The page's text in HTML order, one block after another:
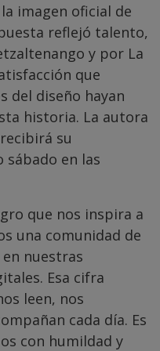
imagen oficial de
reflejó talento,
y por La
que
del diseño hayan
historia. La autora
su
en las
que nos inspira a
una comunidad de
nuestras
Esa cifra
leen, nos
cada día. Es
con humildad y